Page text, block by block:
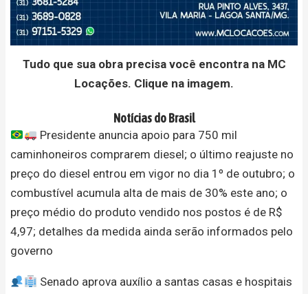
Tudo que sua obra precisa você encontra na MC
Locações. Clique na imagem.
Notícias do Brasil
Presidente anuncia apoio para 750 mil
caminhoneiros comprarem diesel; o último reajuste no
preço do diesel entrou em vigor no dia 1º de outubro; o
combustível acumula alta de mais de 30% este ano; o
preço médio do produto vendido nos postos é de R$
4,97; detalhes da medida ainda serão informados pelo
governo
Senado aprova auxílio a santas casas e hospitais